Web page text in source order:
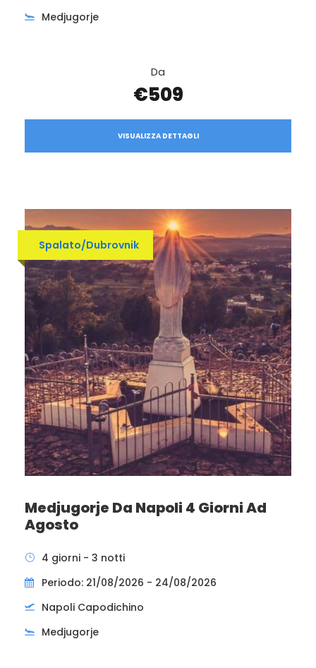
Medjugorje
Da
€509
VISUALIZZA DETTAGLI
Spalato/Dubrovnik
Medjugorje Da Napoli 4 Giorni Ad
Agosto
4 giorni - 3 notti
Periodo: 21/08/2026 - 24/08/2026
Napoli Capodichino
Medjugorje